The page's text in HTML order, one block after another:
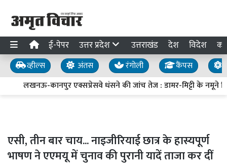
ई-पेपर उत्तर प्रदेश उत्तराखंड देश विदेश
व्हील्स अंतस रंगोली कैंपस
लखनऊ-कानपुर एक्सप्रेसवे धंसने की जांच तेज : डामर-मिट्टी के नमूने
एसी, तीन बार चाय... नाइजीरियाई छात्र के हास्यपूर्ण
भाषण ने एएमयू में चुनाव की पुरानी यादें ताजा कर दीं